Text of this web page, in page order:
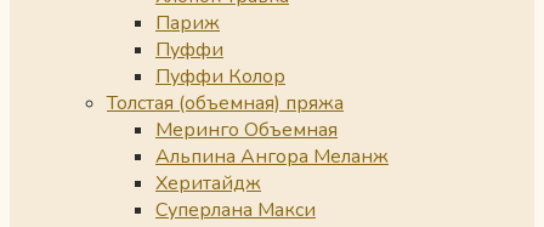
Париж
Пуффи
Пуффи Колор
Толстая (объемная) пряжа
Меринго Объемная
Альпина Ангора Меланж
Херитайдж
Суперлана Макси